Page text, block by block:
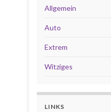
Allgemein
Auto
Extrem
Witziges
LINKS